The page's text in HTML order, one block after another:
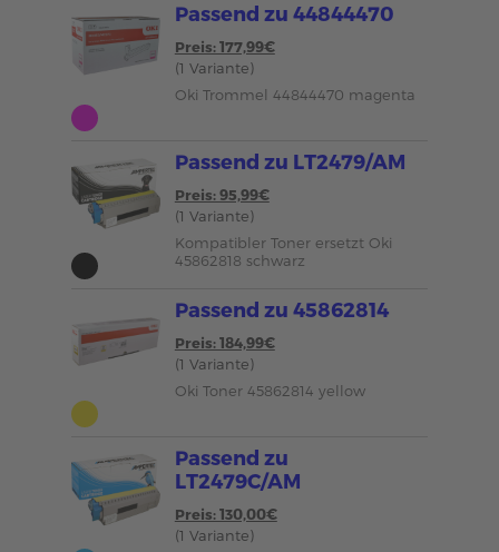
Passend zu 44844470
Preis: 177,99€
(1 Variante)
Oki Trommel 44844470 magenta
Passend zu LT2479/AM
Preis: 95,99€
(1 Variante)
Kompatibler Toner ersetzt Oki
45862818 schwarz
Passend zu 45862814
Preis: 184,99€
(1 Variante)
Oki Toner 45862814 yellow
Passend zu
LT2479C/AM
Preis: 130,00€
(1 Variante)